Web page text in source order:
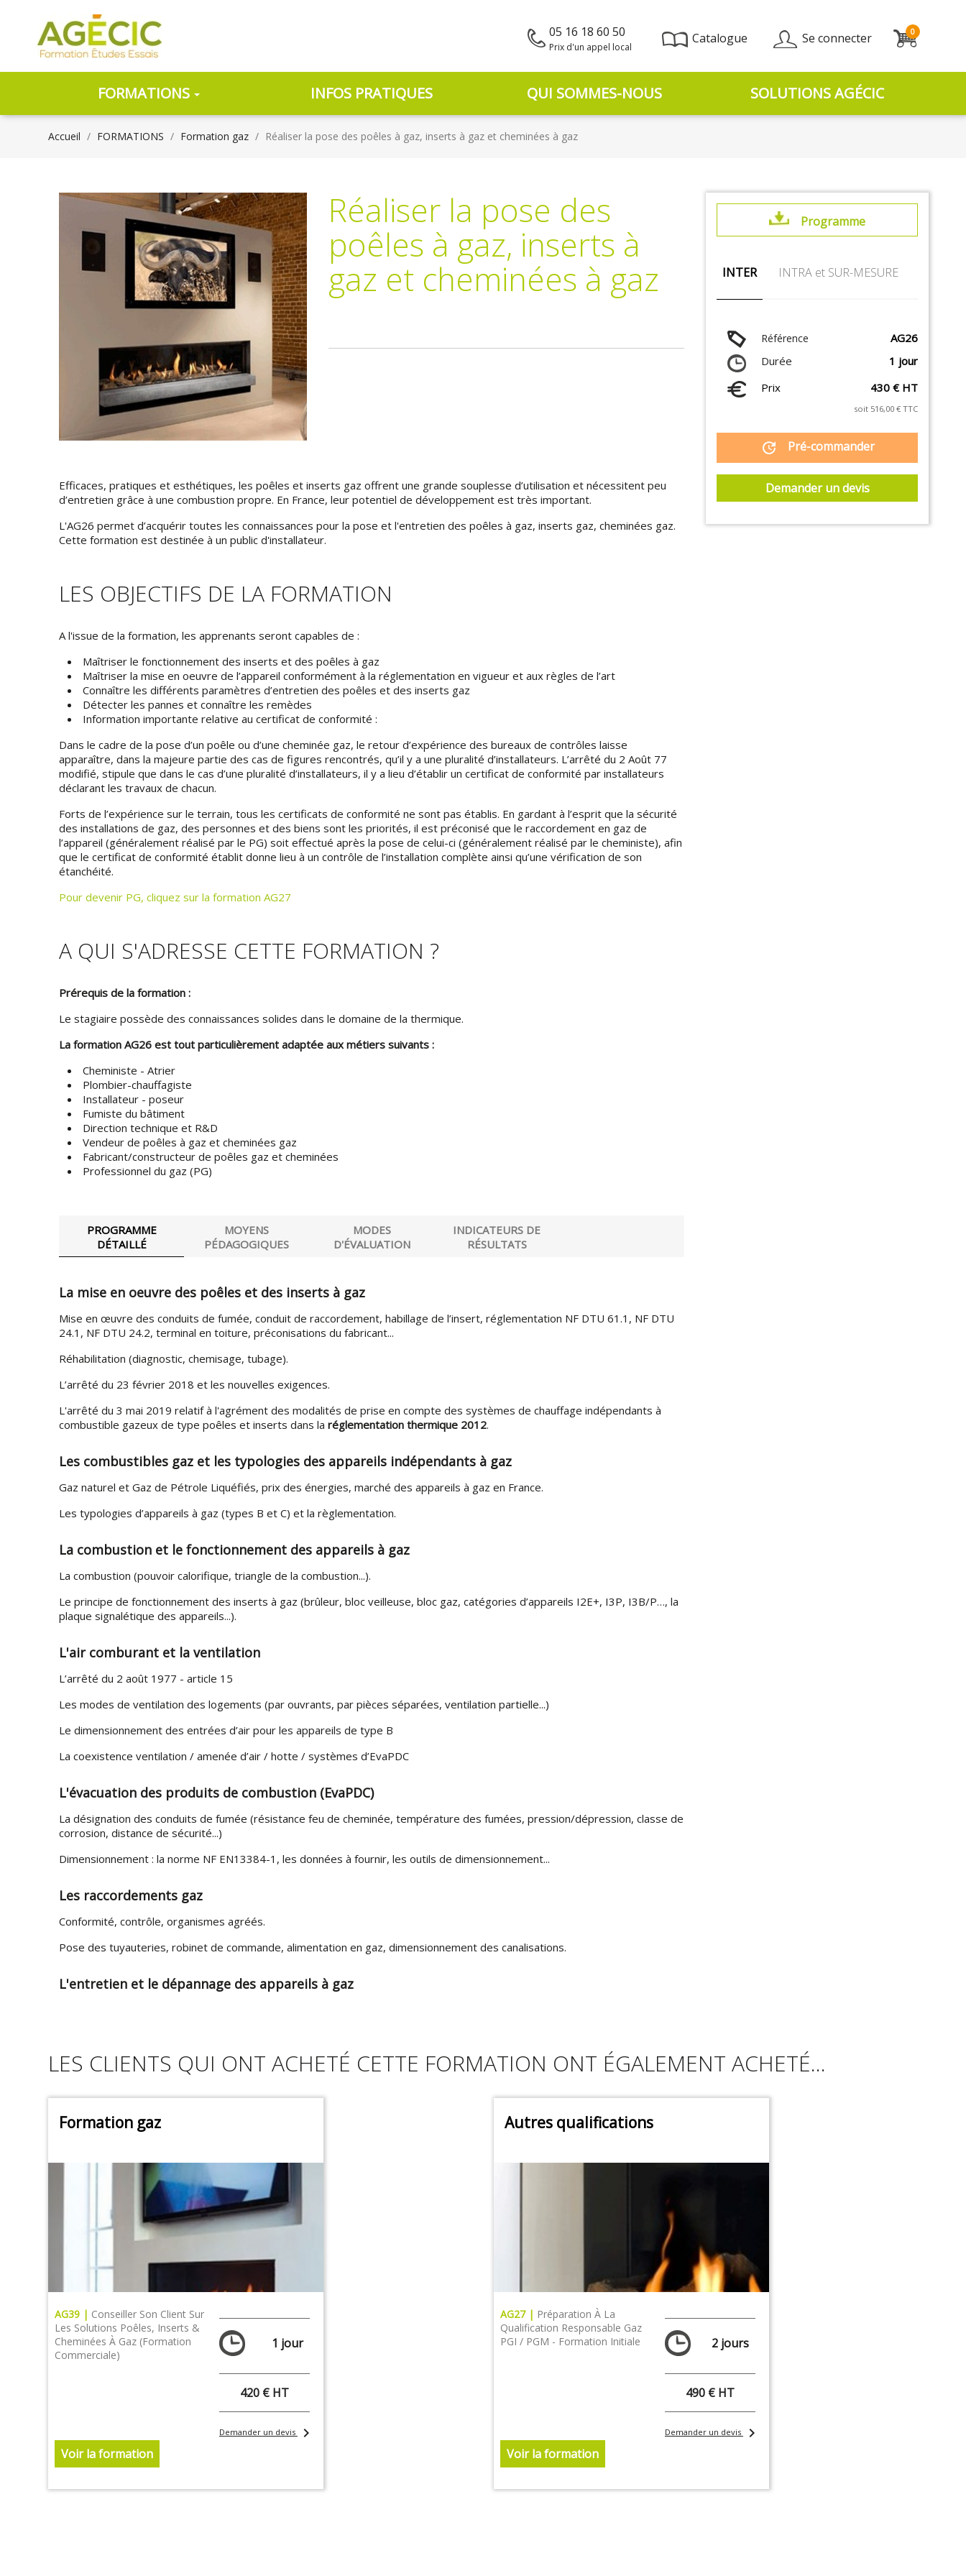
05 16 18 60 50
Prix d'un appel local
Catalogue Se connecter 0
FORMATIONS INFOS PRATIQUES QUI SOMMES-NOUS SOLUTIONS AGÉCIC
Accueil FORMATIONS Formation gaz Réaliser la pose des poêles à gaz, inserts à gaz et cheminées à gaz
Réaliser la pose des
poêles à gaz, inserts à
gaz et cheminées à gaz
Efficaces, pratiques et esthétiques, les poêles et inserts gaz offrent une grande souplesse d’utilisation et nécessitent peu
d’entretien grâce à une combustion propre. En France, leur potentiel de développement est très important.
L'AG26 permet d’acquérir toutes les connaissances pour la pose et l'entretien des poêles à gaz, inserts gaz, cheminées gaz.
Cette formation est destinée à un public d'installateur.
LES OBJECTIFS DE LA FORMATION
A l'issue de la formation, les apprenants seront capables de :
Maîtriser le fonctionnement des inserts et des poêles à gaz
Maîtriser la mise en oeuvre de l’appareil conformément à la réglementation en vigueur et aux règles de l’art
Connaître les différents paramètres d’entretien des poêles et des inserts gaz
Détecter les pannes et connaître les remèdes
Information importante relative au certificat de conformité :
Dans le cadre de la pose d’un poêle ou d’une cheminée gaz, le retour d’expérience des bureaux de contrôles laisse
apparaître, dans la majeure partie des cas de figures rencontrés, qu’il y a une pluralité d’installateurs. L’arrêté du 2 Août 77
modifié, stipule que dans le cas d’une pluralité d’installateurs, il y a lieu d’établir un certificat de conformité par installateurs
déclarant les travaux de chacun.
Forts de l’expérience sur le terrain, tous les certificats de conformité ne sont pas établis. En gardant à l’esprit que la sécurité
des installations de gaz, des personnes et des biens sont les priorités, il est préconisé que le raccordement en gaz de
l’appareil (généralement réalisé par le PG) soit effectué après la pose de celui-ci (généralement réalisé par le cheministe), afin
que le certificat de conformité établit donne lieu à un contrôle de l’installation complète ainsi qu’une vérification de son
étanchéité.
Pour devenir PG, cliquez sur la formation AG27
A QUI S'ADRESSE CETTE FORMATION ?
Prérequis de la formation :
Le stagiaire possède des connaissances solides dans le domaine de la thermique.
La formation AG26 est tout particulièrement adaptée aux métiers suivants :
Cheministe - Atrier
Plombier-chauffagiste
Installateur - poseur
Fumiste du bâtiment
Direction technique et R&D
Vendeur de poêles à gaz et cheminées gaz
Fabricant/constructeur de poêles gaz et cheminées
Professionnel du gaz (PG)
PROGRAMME
DÉTAILLÉ
MOYENS
PÉDAGOGIQUES
MODES
D'ÉVALUATION
INDICATEURS DE
RÉSULTATS
La mise en oeuvre des poêles et des inserts à gaz
Mise en œuvre des conduits de fumée, conduit de raccordement, habillage de l’insert, réglementation NF DTU 61.1, NF DTU
24.1, NF DTU 24.2, terminal en toiture, préconisations du fabricant...
Réhabilitation (diagnostic, chemisage, tubage).
L’arrêté du 23 février 2018 et les nouvelles exigences.
L'arrêté du 3 mai 2019 relatif à l'agrément des modalités de prise en compte des systèmes de chauffage indépendants à
combustible gazeux de type poêles et inserts dans la réglementation thermique 2012.
Les combustibles gaz et les typologies des appareils indépendants à gaz
Gaz naturel et Gaz de Pétrole Liquéfiés, prix des énergies, marché des appareils à gaz en France.
Les typologies d’appareils à gaz (types B et C) et la règlementation.
La combustion et le fonctionnement des appareils à gaz
La combustion (pouvoir calorifique, triangle de la combustion...).
Le principe de fonctionnement des inserts à gaz (brûleur, bloc veilleuse, bloc gaz, catégories d’appareils I2E+, I3P, I3B/P…, la
plaque signalétique des appareils...).
L'air comburant et la ventilation
L’arrêté du 2 août 1977 - article 15
Les modes de ventilation des logements (par ouvrants, par pièces séparées, ventilation partielle...)
Le dimensionnement des entrées d’air pour les appareils de type B
La coexistence ventilation / amenée d’air / hotte / systèmes d’EvaPDC
L'évacuation des produits de combustion (EvaPDC)
La désignation des conduits de fumée (résistance feu de cheminée, température des fumées, pression/dépression, classe de
corrosion, distance de sécurité...)
Dimensionnement : la norme NF EN13384-1, les données à fournir, les outils de dimensionnement...
Les raccordements gaz
Conformité, contrôle, organismes agréés.
Pose des tuyauteries, robinet de commande, alimentation en gaz, dimensionnement des canalisations.
L'entretien et le dépannage des appareils à gaz
Programme
INTER INTRA et SUR-MESURE
Référence
AG26
Durée
1 jour
Prix
430 € HT
soit 516,00 € TTC
update Pré-commander
Demander un devis
LES CLIENTS QUI ONT ACHETÉ CETTE FORMATION ONT ÉGALEMENT ACHETÉ...
Formation gaz
AG39 | Conseiller Son Client Sur
Les Solutions Poêles, Inserts &
Cheminées À Gaz (formation
Commerciale)
Voir la formation
1 jour
420 € HT
Demander un devischevron_right
Autres qualifications
AG27 | Préparation À La
Qualification Responsable Gaz
PGI / PGM - Formation Initiale
Voir la formation
2 jours
490 € HT
Demander un devischevron_right